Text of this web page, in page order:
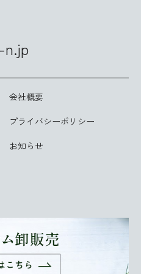
n.jp
会社概要
プライバシーポリシー
お知らせ